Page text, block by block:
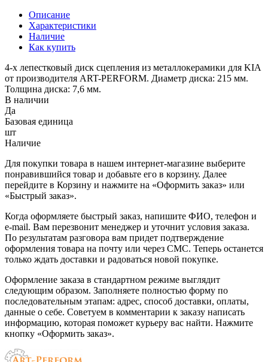
Описание
Характеристики
Наличие
Как купить
4-х лепестковый диск сцепления из металлокерамики для KIA
от производителя ART-PERFORM. Диаметр диска: 215 мм.
Толщина диска: 7,6 мм.
В наличии
Да
Базовая единица
шт
Наличие
Для покупки товара в нашем интернет-магазине выберите
понравившийся товар и добавьте его в корзину. Далее
перейдите в Корзину и нажмите на «Оформить заказ» или
«Быстрый заказ».
Когда оформляете быстрый заказ, напишите ФИО, телефон и
e-mail. Вам перезвонит менеджер и уточнит условия заказа.
По результатам разговора вам придет подтверждение
оформления товара на почту или через СМС. Теперь останется
только ждать доставки и радоваться новой покупке.
Оформление заказа в стандартном режиме выглядит
следующим образом. Заполняете полностью форму по
последовательным этапам: адрес, способ доставки, оплаты,
данные о себе. Советуем в комментарии к заказу написать
информацию, которая поможет курьеру вас найти. Нажмите
кнопку «Оформить заказ».